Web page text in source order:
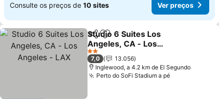
Consulte os preços de 10 sites Ver preços
PartilharAdicionar aos favoritos
Studio 6 Suites Los
Angeles, CA - Los
Angeles - LAX
2 Estrelas
7,0
13.056
Inglewood, a 4.2 km de El Segundo
Perto do SoFi Stadium a pé